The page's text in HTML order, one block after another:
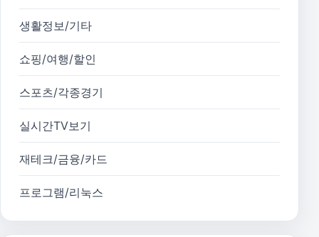
생활정보/기타
쇼핑/여행/할인
스포츠/각종경기
실시간TV보기
재테크/금융/카드
프로그램/리눅스